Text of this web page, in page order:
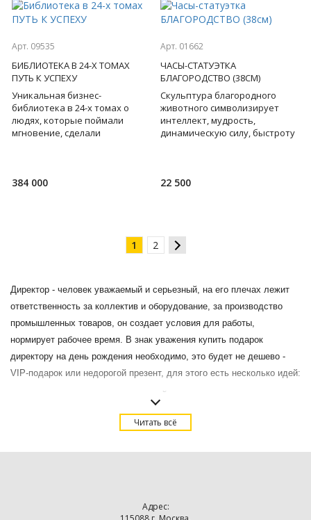
Арт. 09535
БИБЛИОТЕКА В 24-Х ТОМАХ
ПУТЬ К УСПЕХУ
Уникальная бизнес-
библиотека в 24-х томах о
людях, которые поймали
мгновение, сделали
384 000
Арт. 01662
ЧАСЫ-СТАТУЭТКА
БЛАГОРОДСТВО (38СМ)
Скульптура благородного
животного символизирует
интеллект, мудрость,
динамическую силу, быстроту
22 500
1 2
Директор - человек уважаемый и серьезный, на его плечах лежит
ответственность за коллектив и оборудование, за производство
промышленных товаров, он создает условия для работы,
нормирует рабочее время. В знак уважения купить подарок
директору на день рождения необходимо, это будет не дешево -
VIP-подарок или недорогой презент, для этого есть несколько идей:
Нож из коллекции СТАЛЬНОЙ ХАРАКТЕР
укажет на твердость духа и настойчивость руководителя.
Подзорная труба ОТЕЧЕСТВОпридется, кстати, в качестве
России подчеркнет преданность своему делу и патриотизм
Читать всё
Адрес: